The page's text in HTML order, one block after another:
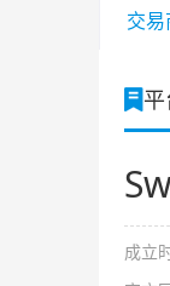
交
成立